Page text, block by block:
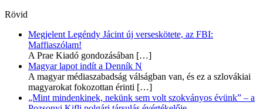
Rövid
Megjelent Legéndy Jácint új verseskötete, az FBI:
Maffiaszólam!
A Prae Kiadó gondozásában […]
Magyar lapot indít a Denník N
A magyar médiaszabadság válságban van, és ez a szlovákiai
magyarokat fokozottan érinti […]
„Mint mindenkinek, nekünk sem volt szokványos évünk” – a